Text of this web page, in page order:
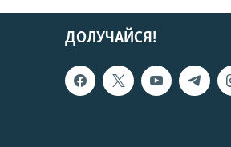
ДОЛУЧАЙСЯ!